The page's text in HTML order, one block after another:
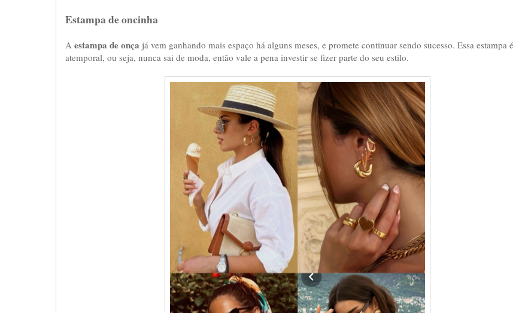
Estampa de oncinha
A estampa de onça já vem ganhando mais espaço há alguns meses, e promete continuar sendo sucesso. Essa estampa é
atemporal, ou seja, nunca sai de moda, então vale a pena investir se fizer parte do seu estilo.